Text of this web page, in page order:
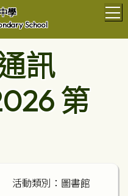
學
School
訊
第
活動類別：圖書館